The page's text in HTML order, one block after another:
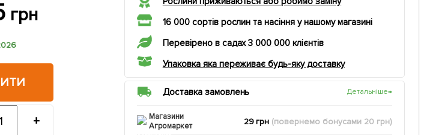
грн
+
16 000 сортів рослин та насіння у нашому магазині
Перевірено в садах 3 000 000 клієнтів
Упаковка яка переживає будь-яку доставку
Доставка замовлень Детальніше→
Магазини
Агромаркет
29 грн (повернемо бонусами 20 грн)